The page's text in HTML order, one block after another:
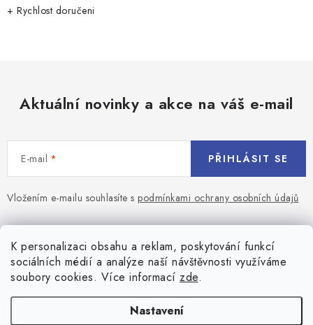
K personalizaci obsahu a reklam, poskytování funkcí
sociálních médií a analýze naší návštěvnosti využíváme
soubory cookies. Více informací zde.
Nastavení
+ Rychlost doručeni
Aktuální novinky a akce na váš e-mail
E-mail
Vložením e-mailu souhlasíte s podmínkami ochrany osobních údajů
PŘIHLÁSIT SE
Z
á
Blog
Jaký terč na šipky vybrat pro začátečníka?
Přihlášení